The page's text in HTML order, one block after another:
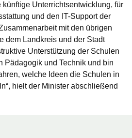
Unterrichtsentwicklung, für
und den IT-Support der
mit den übrigen
dem Landkreis und der Stadt
Unterstützung der Schulen
Pädagogik und Technik und bin
welche Ideen die Schulen in
hielt der Minister abschließend